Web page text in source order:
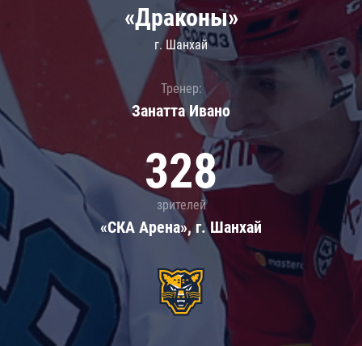
«Драконы»
г. Шанхай
Тренер:
Занатта Иванo
328
зрителей
«СКА Арена», г. Шанхай